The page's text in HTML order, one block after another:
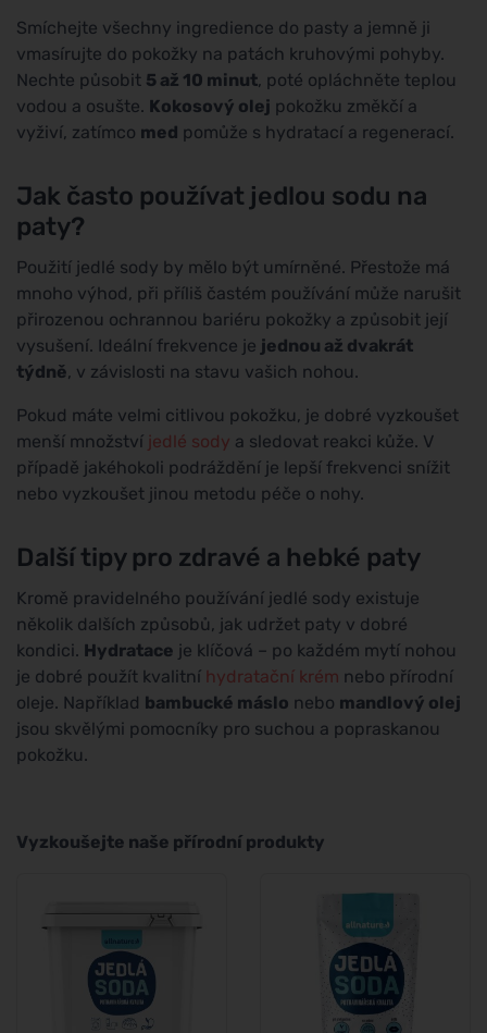
Smíchejte všechny ingredience do pasty a jemně ji
vmasírujte do pokožky na patách kruhovými pohyby.
Nechte působit 5 až 10 minut, poté opláchněte teplou
vodou a osušte. Kokosový olej pokožku změkčí a
vyživí, zatímco med pomůže s hydratací a regenerací.
Jak často používat jedlou sodu na
paty?
Použití jedlé sody by mělo být umírněné. Přestože má
mnoho výhod, při příliš častém používání může narušit
přirozenou ochrannou bariéru pokožky a způsobit její
vysušení. Ideální frekvence je jednou až dvakrát
týdně, v závislosti na stavu vašich nohou.
Pokud máte velmi citlivou pokožku, je dobré vyzkoušet
menší množství jedlé sody a sledovat reakci kůže. V
případě jakéhokoli podráždění je lepší frekvenci snížit
nebo vyzkoušet jinou metodu péče o nohy.
Další tipy pro zdravé a hebké paty
Kromě pravidelného používání jedlé sody existuje
několik dalších způsobů, jak udržet paty v dobré
kondici. Hydratace je klíčová – po každém mytí nohou
je dobré použít kvalitní hydratační krém nebo přírodní
oleje. Například bambucké máslo nebo mandlový olej
jsou skvělými pomocníky pro suchou a popraskanou
pokožku.
Vyzkoušejte naše přírodní produkty